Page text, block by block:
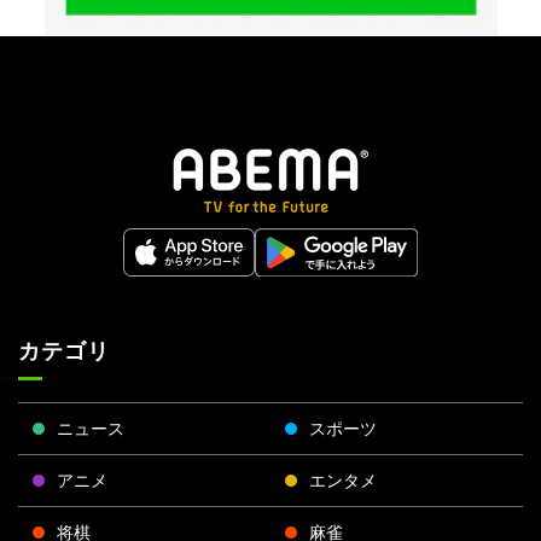
カテゴリ
ニュース スポーツ
アニメ エンタメ
将棋 麻雀